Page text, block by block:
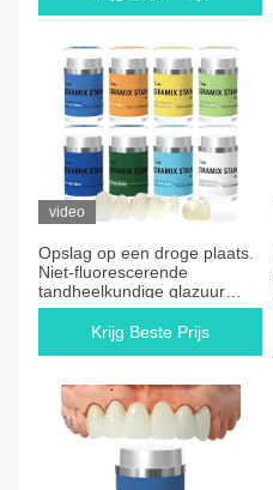
video
Opslag op een droge plaats.
Niet-fluorescerende
tandheelkundige glazuur
voor lage temperaturen, die
een natuurlijke afwerking
restauraties en het
laboratorium.
Krijg Beste Prijs